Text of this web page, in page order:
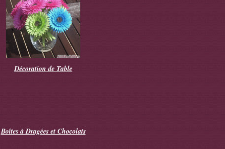
Décoration de Table
Boîtes à Dragées et Chocolats